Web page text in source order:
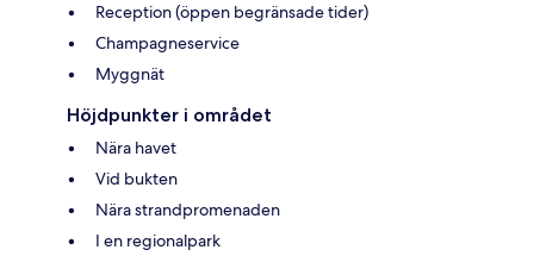
Reception (öppen begränsade tider)
Champagneservice
Myggnät
Höjdpunkter i området
Nära havet
Vid bukten
Nära strandpromenaden
I en regionalpark